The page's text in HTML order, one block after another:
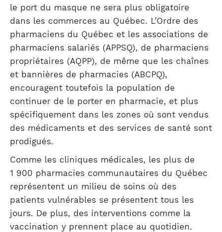
le port du masque ne sera plus obligatoire
dans les commerces au Québec. L’Ordre des
pharmaciens du Québec et les associations de
pharmaciens salariés (APPSQ), de pharmaciens
propriétaires (AQPP), de même que les chaînes
et bannières de pharmacies (ABCPQ),
encouragent toutefois la population de
continuer de le porter en pharmacie, et plus
spécifiquement dans les zones où sont vendus
des médicaments et des services de santé sont
prodigués.
Comme les cliniques médicales, les plus de
1 900 pharmacies communautaires du Québec
représentent un milieu de soins où des
patients vulnérables se présentent tous les
jours. De plus, des interventions comme la
vaccination y prennent place au quotidien.